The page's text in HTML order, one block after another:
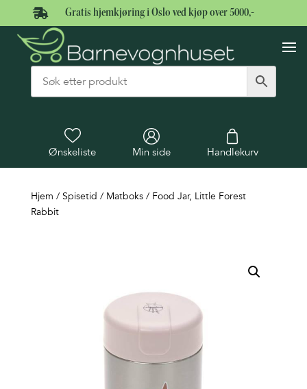
 Gratis hjemkjøring i Oslo ved kjøp over 5000,-
Ønskeliste Min side Handlekurv
Hjem / Spisetid / Matboks/ Food Jar, Little Forest
Rabbit